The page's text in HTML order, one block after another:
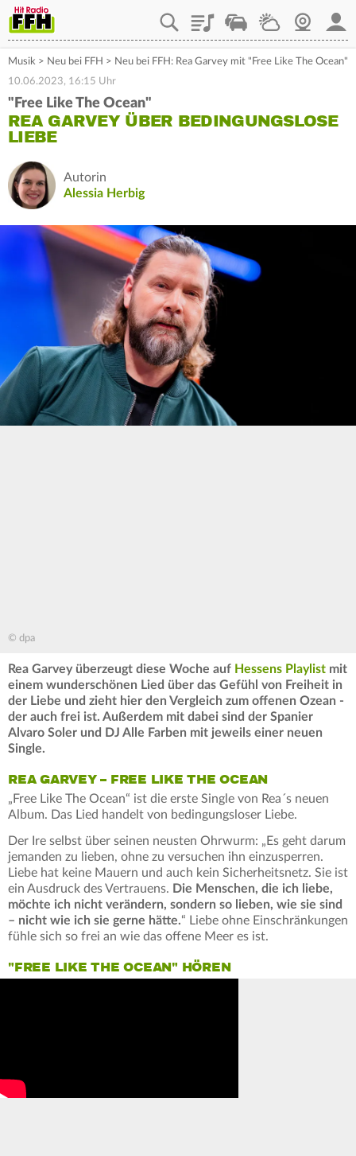
PlaylistStaupilotWetterWebcam
Musik > Neu bei FFH > Neu bei FFH: Rea Garvey mit "Free Like The Ocean"
10.06.2023, 16:15 Uhr
"Free Like The Ocean"
REA GARVEY ÜBER BEDINGUNGSLOSE
LIEBE
Autorin
Alessia Herbig
© dpa
Rea Garvey überzeugt diese Woche auf Hessens Playlist mit
einem wunderschönen Lied über das Gefühl von Freiheit in
der Liebe und zieht hier den Vergleich zum offenen Ozean -
der auch frei ist. Außerdem mit dabei sind der Spanier
Alvaro Soler und DJ Alle Farben mit jeweils einer neuen
Single.
REA GARVEY – FREE LIKE THE OCEAN
„Free Like The Ocean“ ist die erste Single von Rea´s neuen
Album. Das Lied handelt von bedingungsloser Liebe.
Der Ire selbst über seinen neusten Ohrwurm: „Es geht darum
jemanden zu lieben, ohne zu versuchen ihn einzusperren.
Liebe hat keine Mauern und auch kein Sicherheitsnetz. Sie ist
ein Ausdruck des Vertrauens. Die Menschen, die ich liebe,
möchte ich nicht verändern, sondern so lieben, wie sie sind
– nicht wie ich sie gerne hätte.“ Liebe ohne Einschränkungen
fühle sich so frei an wie das offene Meer es ist.
"FREE LIKE THE OCEAN" HÖREN